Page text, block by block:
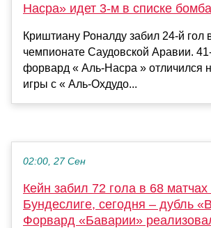
Насра» идет 3-м в списке
Криштиану Роналду забил 24-й гол
чемпионате Саудовской Аравии.
форвард « Аль-Насра » отличился
игры с « Аль-Охдудо...
02:00, 27 Сен
Кейн забил 72 гола в 68 матчах
Бундеслиге, сегодня – дубль
Форвард «Баварии»